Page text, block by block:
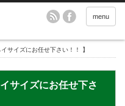
menu
サイズにお任せ下さい！！ 】
サイズにお任せ下さ